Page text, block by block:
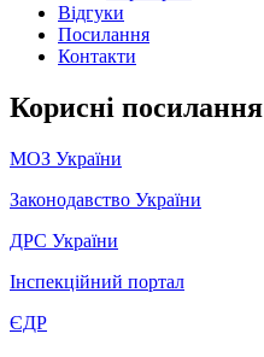
Відгуки
Посилання
Контакти
Корисні посилання
МОЗ України
Законодавство України
ДРС України
Інспекційний портал
ЄДР